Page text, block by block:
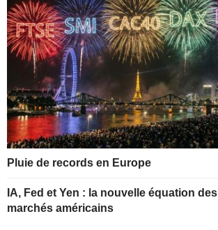
Pluie de records en Europe
IA, Fed et Yen : la nouvelle équation des
marchés américains